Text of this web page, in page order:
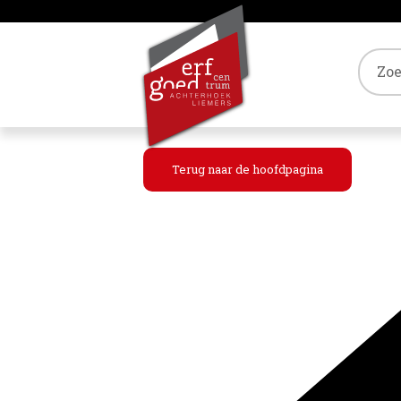
Terug naar de hoofdpagina